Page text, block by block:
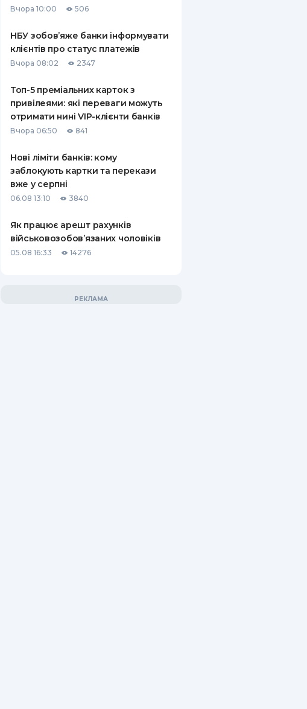
СТРАХУВАННЮ
ВСІ СТРАХОВІ ПОЛІСИ
ВІДГУКИ ПРО СТРАХОВІ
КОМПАНІЇ
КОНТАКТИ
Вчора 10:00 506
НБУ зобов’яже банки інформувати
клієнтів про статус платежів
Вчора 08:02 2347
Топ-5 преміальних карток з
привілеями: які переваги можуть
отримати нині VIP-клієнти банків
Вчора 06:50 841
Нові ліміти банків: кому
заблокують картки та перекази
вже у серпні
06.08 13:10 3840
Як працює арешт рахунків
військовозобов’язаних чоловіків
05.08 16:33 14276